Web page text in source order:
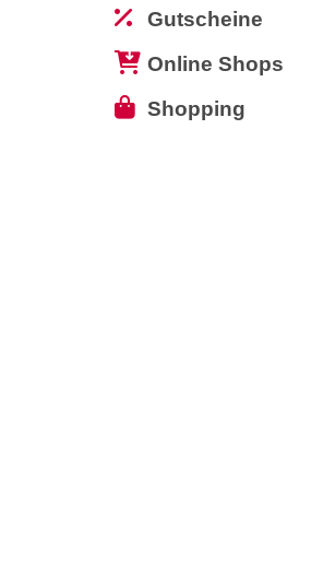
Gutscheine
Online Shops
Shopping